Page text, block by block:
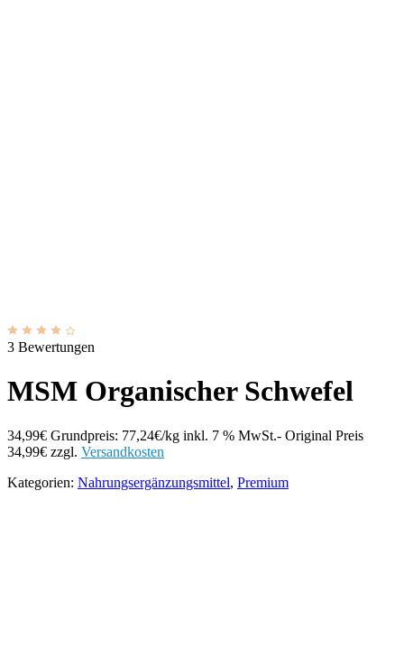
3 Bewertungen
MSM Organischer Schwefel
34,99€ Grundpreis: 77,24€/kg inkl. 7 % MwSt.- Original Preis
34,99€ zzgl. Versandkosten
Kategorien: Nahrungsergänzungsmittel, Premium